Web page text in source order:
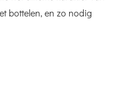
bottelen, en zo nodig